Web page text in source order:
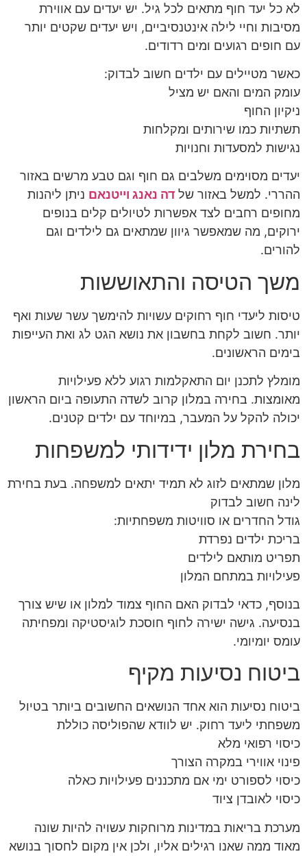
לא כל יעד חוף מתאים לכל גיל. יש יעדים עם אווירת
מסיבות וחיי לילה אינטנסיביים, ויש יעדים שקטים יותר
עם חופים רגועים ומים רדודים.
כאשר מטיילים עם ילדים חשוב לבדוק:
עומק המים והאם יש מציל
ניקיון החוף
תשתיות כמו שירותים ומקלחות
נגישות למסעדות וחנויות
יעדים מסוימים משלבים גם חוף וגם טבע מרשים באזור
ההררי. למשל באזור של דה נאנג וייטנאם ניתן ליהנות
מחופים רחבים לצד אפשרות לטיולים קלים בנופים
ירוקים, מה שמאפשר גיוון שמתאים גם לילדים וגם
להורים.
משך הטיסה והתאוששות
טיסות ליעדי חוף רחוקים עשויות להימשך עשר שעות ואף
יותר. חשוב לקחת בחשבון את נושא הגט לג ואת העייפות
בימים הראשונים.
מומלץ לתכנן יום התאקלמות רגוע ללא פעילויות
מאומצות. בחירה במלון קרוב לשדה התעופה ביום הראשון
יכולה להקל על המעבר, במיוחד עם ילדים קטנים.
בחירת מלון ידידותי למשפחות
מלון שמתאים לזוג לא תמיד יתאים למשפחה. בעת בחירת
לינה חשוב לבדוק
גודל החדרים או סוויטות משפחתיות:
בריכת ילדים נפרדת
תפריט מותאם לילדים
פעילויות במתחם המלון
בנוסף, כדאי לבדוק האם החוף צמוד למלון או שיש צורך
בנסיעה. גישה ישירה לחוף חוסכת לוגיסטיקה ומפחיתה
עומס יומיומי.
ביטוח נסיעות מקיף
ביטוח נסיעות הוא אחד הנושאים החשובים ביותר בטיול
משפחתי ליעד רחוק. יש לוודא שהפוליסה כוללת
כיסוי רפואי מלא
פינוי אווירי במקרה הצורך
כיסוי לספורט ימי אם מתכננים פעילויות כאלה
כיסוי לאובדן ציוד
מערכת בריאות במדינות מרוחקות עשויה להיות שונה
מאוד ממה שאנו רגילים אליו, ולכן אין מקום לחסוך בנושא